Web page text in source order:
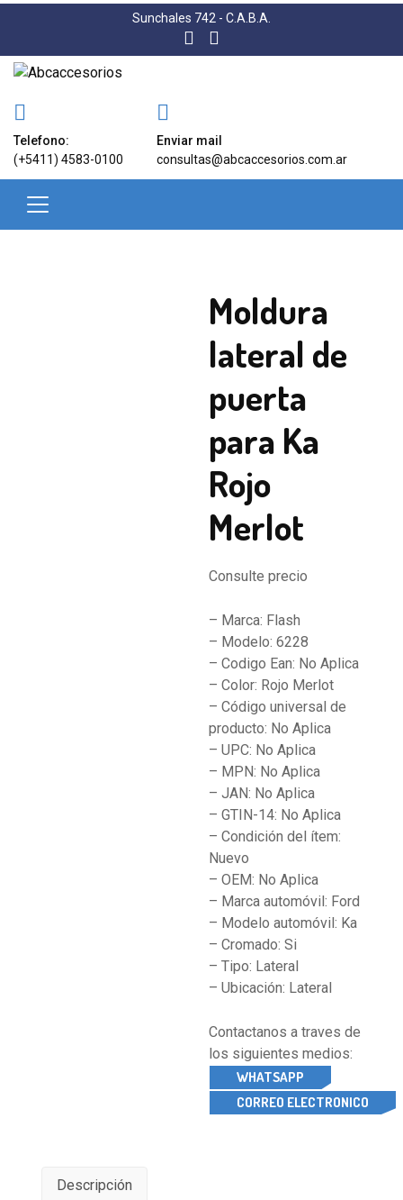
Sunchales 742 - C.A.B.A.
Telefono:
(+5411) 4583-0100
Enviar mail
consultas@abcaccesorios.com.ar
Moldura
lateral de
puerta
para Ka
Rojo
Merlot
Consulte precio
– Marca: Flash
– Modelo: 6228
– Codigo Ean: No Aplica
– Color: Rojo Merlot
– Código universal de
producto: No Aplica
– UPC: No Aplica
– MPN: No Aplica
– JAN: No Aplica
– GTIN-14: No Aplica
– Condición del ítem:
Nuevo
– OEM: No Aplica
– Marca automóvil: Ford
– Modelo automóvil: Ka
– Cromado: Si
– Tipo: Lateral
– Ubicación: Lateral
Contactanos a traves de
los siguientes medios:
WHATSAPP
CORREO ELECTRONICO
Descripción